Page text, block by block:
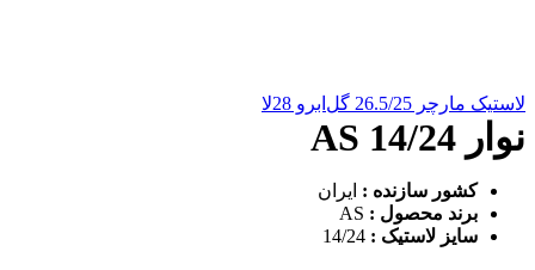
لاستیک مارچر 26.5/25 گل‌ابرو 28لا
نوار 14/24 AS
کشور سازنده : ایران
برند محصول :
سایز لاستیک : 14/24